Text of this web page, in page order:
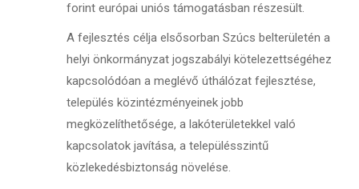
forint európai uniós támogatásban részesült.
A fejlesztés célja elsősorban Szúcs belterületén a
helyi önkormányzat jogszabályi kötelezettségéhez
kapcsolódóan a meglévő úthálózat fejlesztése,
település közintézményeinek jobb
megközelíthetősége, a lakóterületekkel való
kapcsolatok javítása, a településszintű
közlekedésbiztonság növelése.